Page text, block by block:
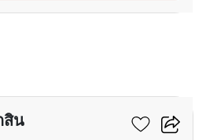
สิน